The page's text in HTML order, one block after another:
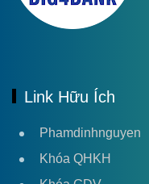
Link Hữu Ích
Phamdinhnguyen
Khóa QHKH